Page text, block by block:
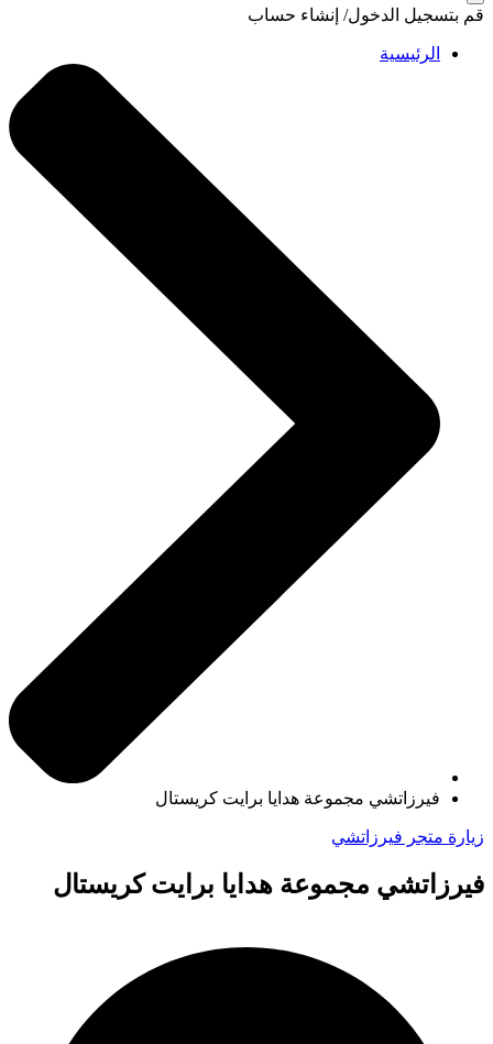
قم بتسجيل الدخول/ إنشاء حساب
الرئيسية
فيرزاتشي مجموعة هدايا برايت كريستال
زيارة متجر فيرزاتشي
فيرزاتشي مجموعة هدايا برايت كريستال